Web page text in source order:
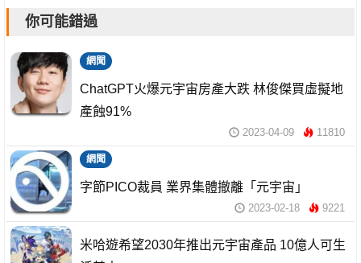
你可能錯過
網聞
ChatGPT火爆元宇宙房產大跌 林俊傑買虛擬地
產蝕91%
2023-04-09 11810
網聞
字節PICO裁員 業界集體撤離「元宇宙」
2023-02-18 9221
米哈遊希望2030年推出元宇宙產品 10億人可生